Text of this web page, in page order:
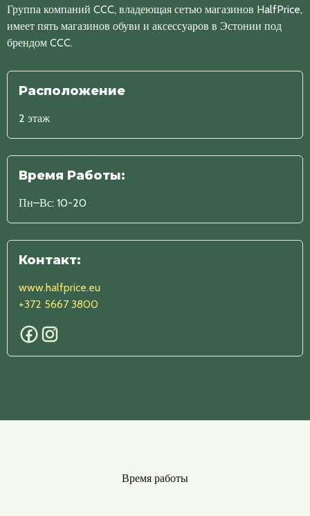
Группа компаний CCC, владеющая сетью магазинов HalfPrice,
имеет пять магазинов обуви и аксессуаров в Эстонии под
брендом CCC.
Расположение
2 этаж
Время Работы:
Пн–Вс: 10-20
Контакт:
www.halfprice.eu
+372 5667 3800
Время работы